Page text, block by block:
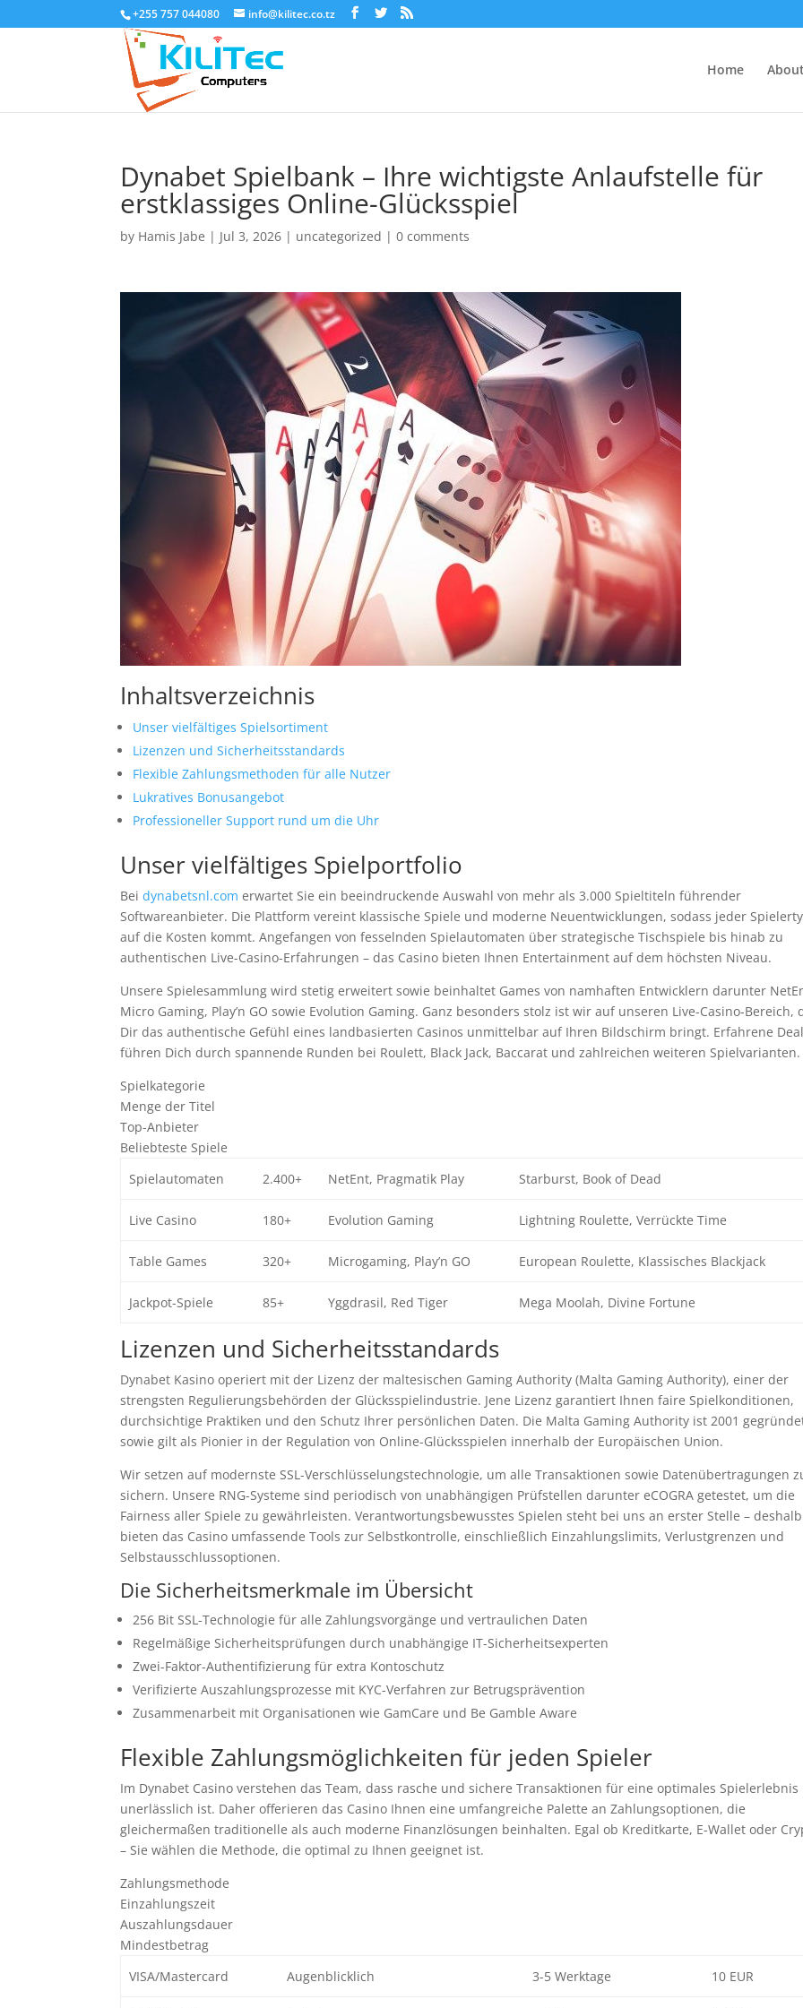
+255 757 044080 info@kilitec.co.tz
Home
Dynabet Spielbank – Ihre wichtigste Anlaufstelle für
erstklassiges Online-Glücksspiel
by Hamis Jabe | Jul 3, 2026 | uncategorized |0 comments
Inhaltsverzeichnis
Unser vielfältiges Spielsortiment
Lizenzen und Sicherheitsstandards
Flexible Zahlungsmethoden für alle Nutzer
Lukratives Bonusangebot
Professioneller Support rund um die Uhr
Unser vielfältiges Spielportfolio
Beidynabetsnl.com erwartet Sie ein beeindruckende Auswahl von mehr als 3.000 Spieltiteln führender
Softwareanbieter. Die Plattform vereint klassische Spiele und moderne Neuentwicklungen, sodass jeder
auf die Kosten kommt. Angefangen von fesselnden Spielautomaten über strategische Tischspiele bis hinab zu
authentischen Live-Casino-Erfahrungen – das Casino bieten Ihnen Entertainment auf dem höchsten Niveau.
Unsere Spielesammlung wird stetig erweitert sowie beinhaltet Games von namhaften Entwicklern darunter
Micro Gaming, Play’n GO sowie Evolution Gaming. Ganz besonders stolz ist wir auf unseren Live-Casino-Bereich,
Dir das authentische Gefühl eines landbasierten Casinos unmittelbar auf Ihren Bildschirm bringt. Erfahrene
führen Dich durch spannende Runden bei Roulett, Black Jack, Baccarat und zahlreichen weiteren Spielvarianten.
Spielkategorie
Menge der Titel
Top-Anbieter
Beliebteste Spiele
Spielautomaten
2.400+ NetEnt, Pragmatik Play Starburst, Book of Dead
Live Casino 180+ Evolution Gaming Lightning Roulette, Verrückte Time
Table Games 320+ Microgaming, Play’n GO European Roulette, Klassisches Blackjack
Jackpot-Spiele 85+ Yggdrasil, Red Tiger Mega Moolah, Divine Fortune
Lizenzen und Sicherheitsstandards
Dynabet Kasino operiert mit der Lizenz der maltesischen Gaming Authority (Malta Gaming Authority), einer der
strengsten Regulierungsbehörden der Glücksspielindustrie. Jene Lizenz garantiert Ihnen faire Spielkonditionen,
durchsichtige Praktiken und den Schutz Ihrer persönlichen Daten. Die Malta Gaming Authority ist 2001
sowie gilt als Pionier in der Regulation von Online-Glücksspielen innerhalb der Europäischen Union.
Wir setzen auf modernste SSL-Verschlüsselungstechnologie, um alle Transaktionen sowie Datenübertragungen
sichern. Unsere RNG-Systeme sind periodisch von unabhängigen Prüfstellen darunter eCOGRA getestet, um die
Fairness aller Spiele zu gewährleisten. Verantwortungsbewusstes Spielen steht bei uns an erster Stelle – deshalb
bieten das Casino umfassende Tools zur Selbstkontrolle, einschließlich Einzahlungslimits, Verlustgrenzen und
Selbstausschlussoptionen.
Die Sicherheitsmerkmale im Übersicht
256 Bit SSL-Technologie für alle Zahlungsvorgänge und vertraulichen Daten
Regelmäßige Sicherheitsprüfungen durch unabhängige IT-Sicherheitsexperten
Zwei-Faktor-Authentifizierung für extra Kontoschutz
Verifizierte Auszahlungsprozesse mit KYC-Verfahren zur Betrugsprävention
Zusammenarbeit mit Organisationen wie GamCare und Be Gamble Aware
Flexible Zahlungsmöglichkeiten für jeden Spieler
Im Dynabet Casino verstehen das Team, dass rasche und sichere Transaktionen für eine optimales Spielerlebnis
unerlässlich ist. Daher offerieren das Casino Ihnen eine umfangreiche Palette an Zahlungsoptionen, die
gleichermaßen traditionelle als auch moderne Finanzlösungen beinhalten. Egal ob Kreditkarte, E-Wallet oder
– Sie wählen die Methode, die optimal zu Ihnen geeignet ist.
Zahlungsmethode
Einzahlungszeit
Auszahlungsdauer
Mindestbetrag
VISA/Mastercard
Augenblicklich 3-5 Werktage 10 EUR